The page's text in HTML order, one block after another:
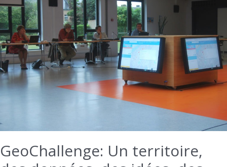
GeoChallenge: Un territoire,